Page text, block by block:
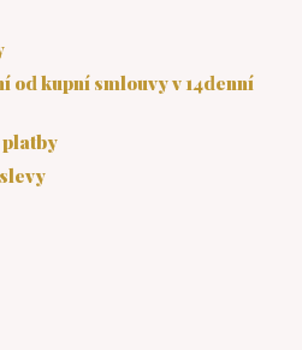
od kupní smlouvy v 14denní